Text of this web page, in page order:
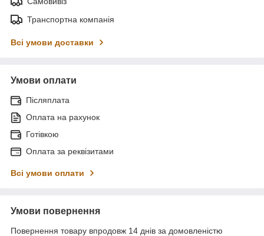
Транспортна компанія
Всі умови доставки
Умови оплати
Післяплата
Оплата на рахунок
Готівкою
Оплата за реквізитами
Всі умови оплати
Умови повернення
Повернення товару впродовж 14 днів за домовленістю